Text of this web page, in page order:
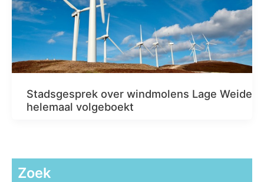
Stadsgesprek over windmolens Lage Weide
helemaal volgeboekt
Zoek